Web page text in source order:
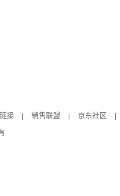
接 销售联盟 京东社区